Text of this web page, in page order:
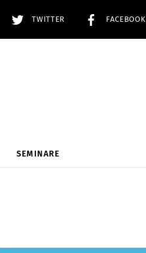
TWITTER FACEBOOK
SEMINARE